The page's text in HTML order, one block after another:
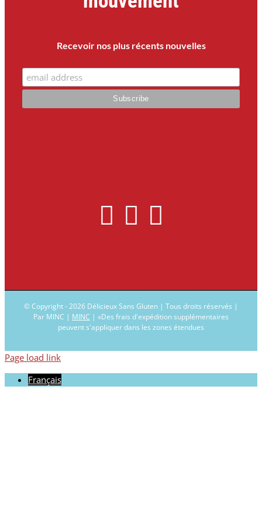
Recevoir nos plus récents nouvelles
© Copyright -2026 Délicieux Sans Gluten | Tous droits réservés |
Par MINC | MINC | ∗Des frais d'expédition supplémentaires
peuvent s'appliquer dans les zones étendues
Page load link
Français